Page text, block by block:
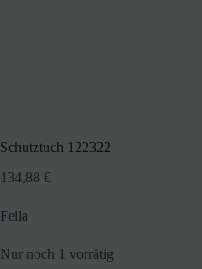
Schutztuch 122322
134,88 €
Fella
Nur noch 1 vorrätig